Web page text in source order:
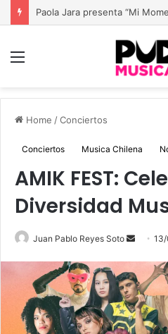
Menu
Home /Conciertos
Conciertos Musica Chilena
AMIK FEST:
Diversidad
Juan Pablo Reyes Soto
Send
email